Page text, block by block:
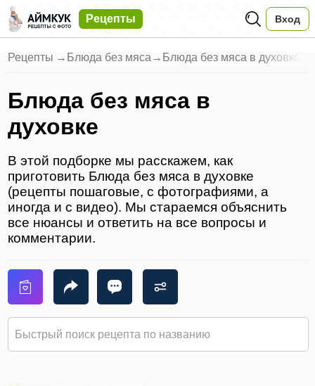
Рецепты Вход
Рецепты → Блюда без мяса → Блюда без мяса в духовке
Блюда без мяса в
духовке
В этой подборке мы расскажем, как
приготовить Блюда без мяса в духовке
(рецепты пошаговые, с фотографиями, а
иногда и с видео). Мы стараемся объяснить
все нюансы и ответить на все вопросы и
комментарии.